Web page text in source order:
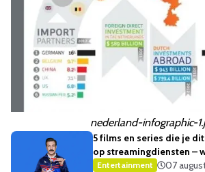
nederland-infographic-
5 films en series die je
op streamingdiensten –
Entertainment
07